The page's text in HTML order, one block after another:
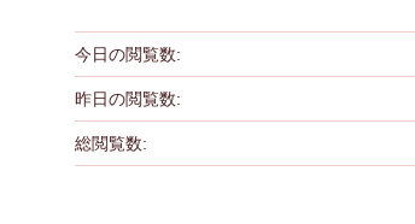
今日の閲覧数:
昨日の閲覧数:
総閲覧数: